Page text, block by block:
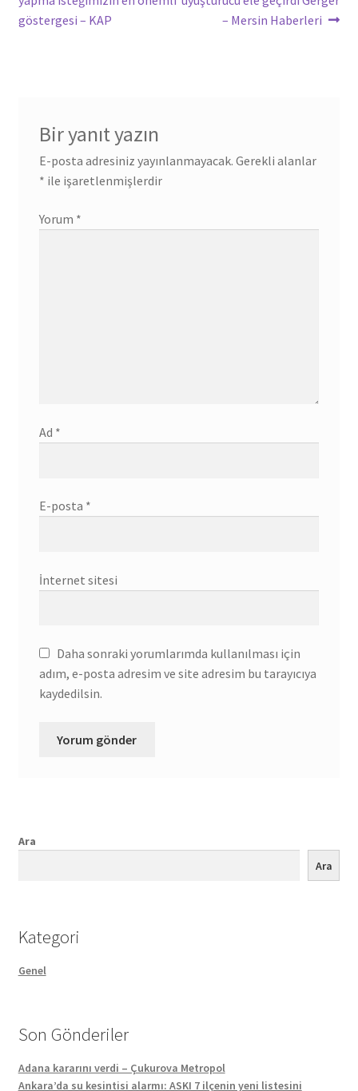
göstergesi – KAP
– Mersin Haberleri
Bir yanıt yazın
E-posta adresiniz yayınlanmayacak. Gerekli alanlar
* ile işaretlenmişlerdir
Yorum *
Ad *
E-posta *
İnternet sitesi
Daha sonraki yorumlarımda kullanılması için
adım, e-posta adresim ve site adresim bu tarayıcıya
kaydedilsin.
Ara
Ara
Kategori
Genel
Son Gönderiler
Adana kararını verdi – Çukurova Metropol
Ankara’da su kesintisi alarmı: ASKI 7 ilçenin yeni listesini